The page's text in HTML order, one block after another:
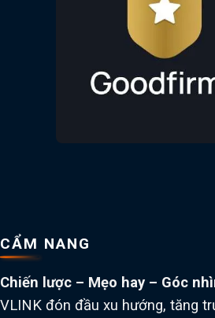
CẨM NANG
Chiến lược – Mẹo hay – Góc
VLINK đón đầu xu hướng, tăng